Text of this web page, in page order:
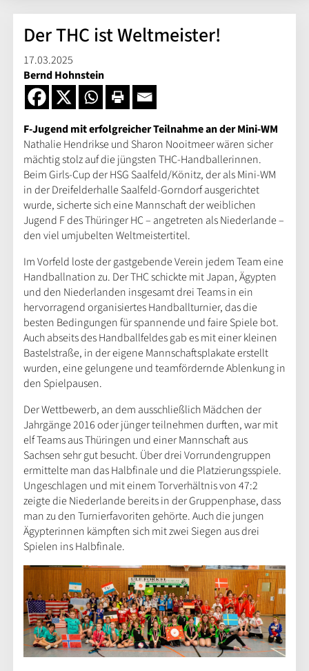
Der THC ist Weltmeister!
17.03.2025
Bernd Hohnstein
F-Jugend mit erfolgreicher Teilnahme an der Mini-WM
Nathalie Hendrikse und Sharon Nooitmeer wären sicher
mächtig stolz auf die jüngsten THC-Handballerinnen.
Beim Girls-Cup der HSG Saalfeld/Könitz, der als Mini-WM
in der Dreifelderhalle Saalfeld-Gorndorf ausgerichtet
wurde, sicherte sich eine Mannschaft der weiblichen
Jugend F des Thüringer HC – angetreten als Niederlande –
den viel umjubelten Weltmeistertitel.
Im Vorfeld loste der gastgebende Verein jedem Team eine
Handballnation zu. Der THC schickte mit Japan, Ägypten
und den Niederlanden insgesamt drei Teams in ein
hervorragend organisiertes Handballturnier, das die
besten Bedingungen für spannende und faire Spiele bot.
Auch abseits des Handballfeldes gab es mit einer kleinen
Bastelstraße, in der eigene Mannschaftsplakate erstellt
wurden, eine gelungene und teamfördernde Ablenkung in
den Spielpausen.
Der Wettbewerb, an dem ausschließlich Mädchen der
Jahrgänge 2016 oder jünger teilnehmen durften, war mit
elf Teams aus Thüringen und einer Mannschaft aus
Sachsen sehr gut besucht. Über drei Vorrundengruppen
ermittelte man das Halbfinale und die Platzierungsspiele.
Ungeschlagen und mit einem Torverhältnis von 47:2
zeigte die Niederlande bereits in der Gruppenphase, dass
man zu den Turnierfavoriten gehörte. Auch die jungen
Ägypterinnen kämpften sich mit zwei Siegen aus drei
Spielen ins Halbfinale.